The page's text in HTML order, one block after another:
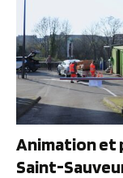
Animation et
Saint-